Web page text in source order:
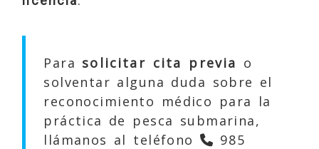
Para solicitar cita previa o
solventar alguna duda sobre el
reconocimiento médico para la
práctica de pesca submarina,
llámanos al teléfono
985